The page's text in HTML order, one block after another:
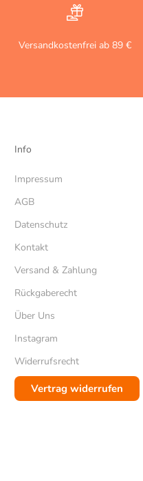
Versandkostenfrei ab 89 €
Info
Impressum
AGB
Datenschutz
Kontakt
Versand & Zahlung
Rückgaberecht
Über Uns
Instagram
Widerrufsrecht
Vertrag widerrufen